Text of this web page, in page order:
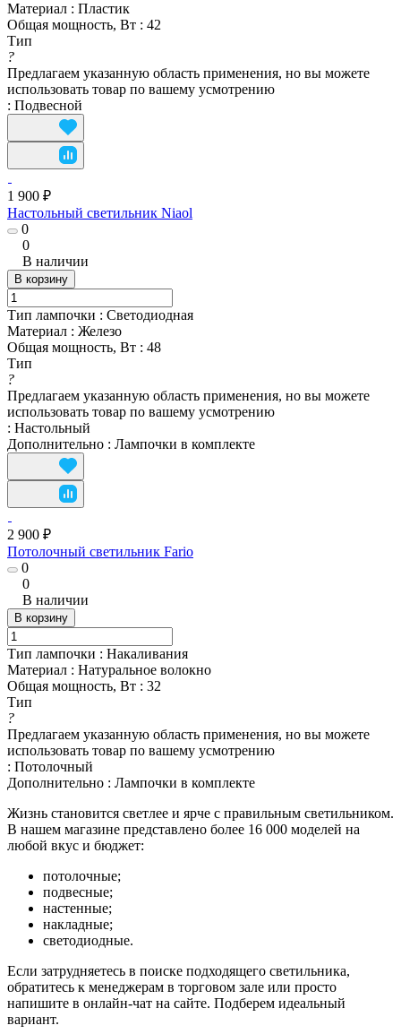
Материал : Пластик
Общая мощность, Вт : 42
Тип
?
Предлагаем указанную область применения, но вы можете
использовать товар по вашему усмотрению
: Подвесной
1 900 ₽
Настольный светильник Niaol
0
0
В наличии
В корзину
Тип лампочки : Светодиодная
Материал : Железо
Общая мощность, Вт : 48
Тип
?
Предлагаем указанную область применения, но вы можете
использовать товар по вашему усмотрению
: Настольный
Дополнительно : Лампочки в комплекте
2 900 ₽
Потолочный светильник Fario
0
0
В наличии
В корзину
Тип лампочки : Накаливания
Материал : Натуральное волокно
Общая мощность, Вт : 32
Тип
?
Предлагаем указанную область применения, но вы можете
использовать товар по вашему усмотрению
: Потолочный
Дополнительно : Лампочки в комплекте
Жизнь становится светлее и ярче с правильным светильником.
В нашем магазине представлено более 16 000 моделей на
любой вкус и бюджет:
потолочные;
подвесные;
настенные;
накладные;
светодиодные.
Если затрудняетесь в поиске подходящего светильника,
обратитесь к менеджерам в торговом зале или просто
напишите в онлайн-чат на сайте. Подберем идеальный
вариант.